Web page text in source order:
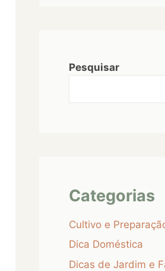
Pesquisar
Categorias
Cultivo e
Dica Doméstica
Dicas de Jardim e